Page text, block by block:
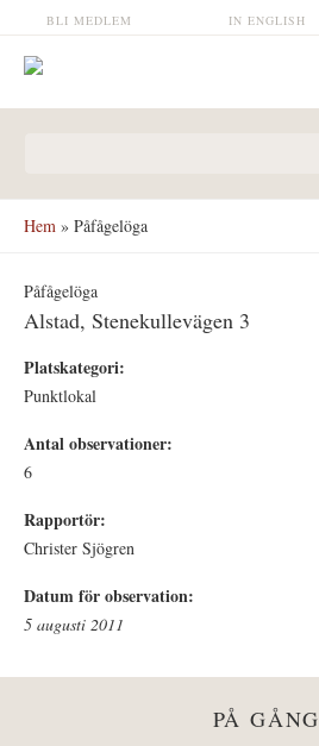
Hoppa till huvudinnehåll IN ENGLISH
BLI MEDLEM
Hem » Påfågelöga
Påfågelöga
Alstad, Stenekullevägen 3
Platskategori:
Punktlokal
Antal observationer:
6
Rapportör:
Christer Sjögren
Datum för observation:
5 augusti 2011
PÅ GÅNG